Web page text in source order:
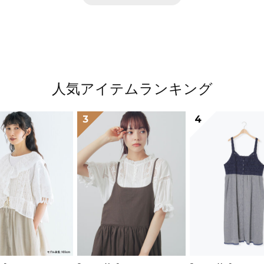
人気アイテムランキング
3 4